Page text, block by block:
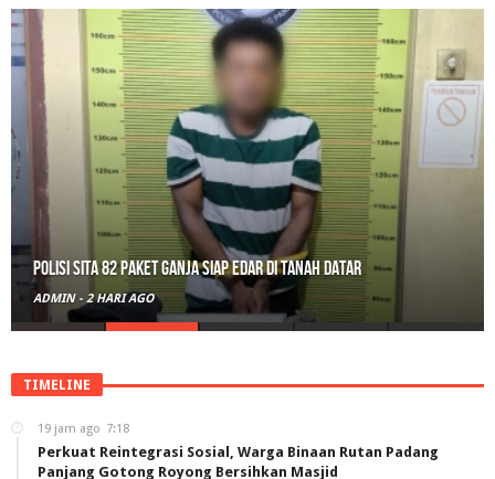
Polisi Sita 82 Paket Ganja Siap Edar di Tanah Datar
ADMIN - 2 HARI AGO
TIMELINE
19 jam ago 7:18
Perkuat Reintegrasi Sosial, Warga Binaan Rutan Padang
Panjang Gotong Royong Bersihkan Masjid